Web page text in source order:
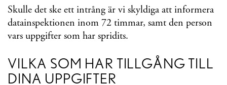
Skulle det ske ett intrång är vi skyldiga att informera
datainspektionen inom 72 timmar, samt den person
vars uppgifter som har spridits.
VILKA SOM HAR TILLGÅNG TILL
DINA UPPGIFTER